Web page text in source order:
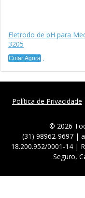
Eletrodo de pH para
3205
Cotar Agora
Política de Privacidade
© 2026
(31) 98962-9697 |
18.200.952/0001-14 |
Seguro,